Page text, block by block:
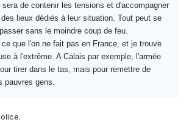
sera de contenir les tensions et d'accompagner
lieux dédiés à leur situation. Tout peut se
sans le moindre coup de feu.
que l'on ne fait pas en France, et je trouve
à l'extrême. A Calais par exemple, l'armée
tirer dans le tas, mais pour remettre de
pauvres gens.